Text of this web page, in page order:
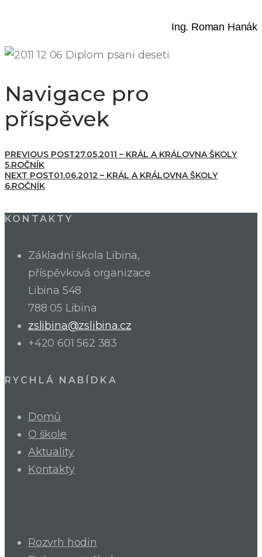
Ing. Roman Hanák
Navigace pro
příspěvek
PREVIOUS POST27.05.2011 – KRÁL A KRÁLOVNA ŠKOLY
5.ROČNÍK
NEXT POST01.06.2012 – KRÁL A KRÁLOVNA ŠKOLY
6.ROČNÍK
KONTAKTY
Základní škola Libina,
příspěvková organizace
Libina 548
788 05 Libina
zslibina@zslibina.cz
+420 601 562 383
RYCHLÁ NABÍDKA
Domů
O škole
Aktuality
Kontakty
Rozvrh hodin